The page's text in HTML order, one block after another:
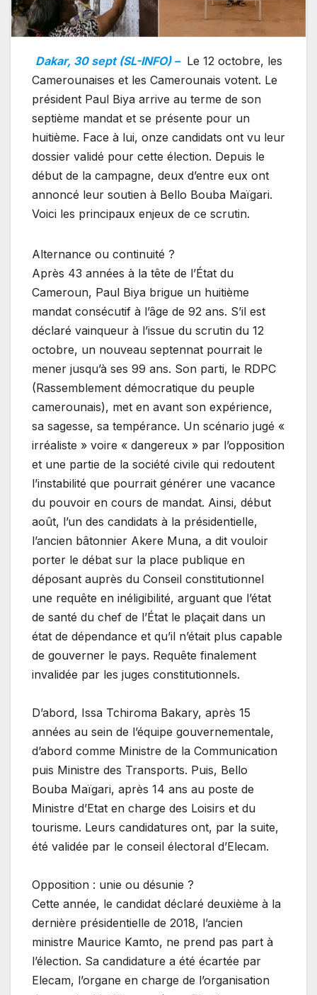
Dakar, 30 sept (SL-INFO) – Le 12 octobre, les
Camerounaises et les Camerounais votent. Le
président Paul Biya arrive au terme de son
septième mandat et se présente pour un
huitième. Face à lui, onze candidats ont vu leur
dossier validé pour cette élection. Depuis le
début de la campagne, deux d’entre eux ont
annoncé leur soutien à Bello Bouba Maïgari.
Voici les principaux enjeux de ce scrutin.
Alternance ou continuité ?
Après 43 années à la tête de l’État du
Cameroun, Paul Biya brigue un huitième
mandat consécutif à l’âge de 92 ans. S’il est
déclaré vainqueur à l’issue du scrutin du 12
octobre, un nouveau septennat pourrait le
mener jusqu’à ses 99 ans. Son parti, le RDPC
(Rassemblement démocratique du peuple
camerounais), met en avant son expérience,
sa sagesse, sa tempérance. Un scénario jugé «
irréaliste » voire « dangereux » par l’opposition
et une partie de la société civile qui redoutent
l’instabilité que pourrait générer une vacance
du pouvoir en cours de mandat. Ainsi, début
août, l’un des candidats à la présidentielle,
l’ancien bâtonnier Akere Muna, a dit vouloir
porter le débat sur la place publique en
déposant auprès du Conseil constitutionnel
une requête en inéligibilité, arguant que l’état
de santé du chef de l’État le plaçait dans un
état de dépendance et qu’il n’était plus capable
de gouverner le pays. Requête finalement
invalidée par les juges constitutionnels.
D’abord, Issa Tchiroma Bakary, après 15
années au sein de l’équipe gouvernementale,
d’abord comme Ministre de la Communication
puis Ministre des Transports. Puis, Bello
Bouba Maïgari, après 14 ans au poste de
Ministre d’Etat en charge des Loisirs et du
tourisme. Leurs candidatures ont, par la suite,
été validée par le conseil électoral d’Elecam.
Opposition : unie ou désunie ?
Cette année, le candidat déclaré deuxième à la
dernière présidentielle de 2018, l’ancien
ministre Maurice Kamto, ne prend pas part à
l’élection. Sa candidature a été écartée par
Elecam, l’organe en charge de l’organisation